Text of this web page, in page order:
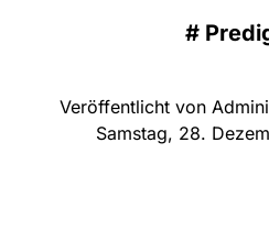
#
Veröffentlicht von
Samstag, 28.